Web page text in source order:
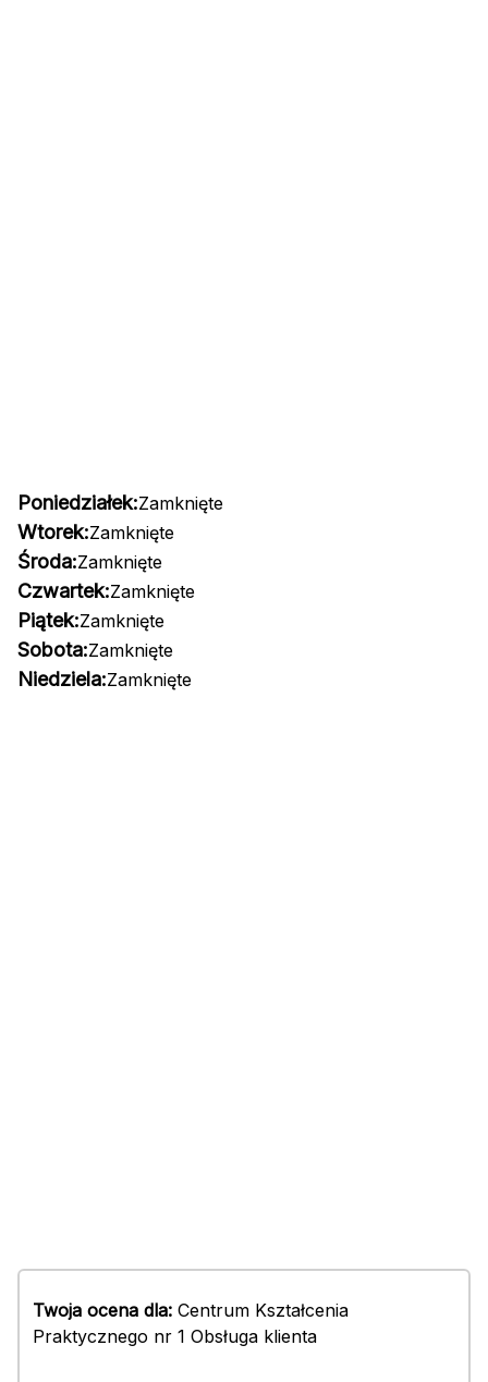
Poniedziałek:Zamknięte
Wtorek:Zamknięte
Środa:Zamknięte
Czwartek:Zamknięte
Piątek:Zamknięte
Sobota:Zamknięte
Niedziela:Zamknięte
Twoja ocena dla: Centrum Kształcenia
Praktycznego nr 1 Obsługa klienta